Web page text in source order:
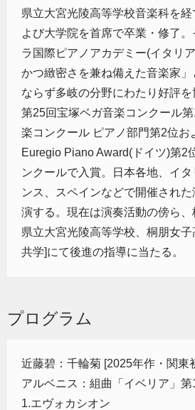
県立大宮光陵高等学校音楽科を
よび大学院を首席で卒業・修了
ラ国際ピアノアカデミー(イタリ
かつ緻密さを兼ね備えた音楽家
ならず多岐の分野にわたり好評を
第25回宝塚ベガ音楽コンクール
楽コンクール ピアノ部門第2位お
Euregio Piano Award(ドイツ)第2
ンクールで入賞。日本各地、イ
ンス、スペインなどで開催され
演する。現在は演奏活動の傍ら
県立大宮光陵高等学校、桐朋女
共学]にて後進の指導に当たる。
プログラム
近藤碧：千輪菊 [2025年作・関東
アルベニス：組曲「イベリア」第
1.エヴォカシオン